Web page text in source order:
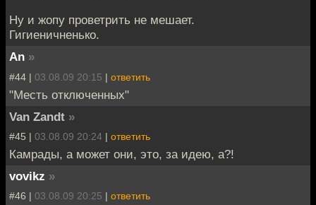
Ну и жопу проветрить не мешает.
Гигиеничненько.
An »
#44 | 03.08.09 20:15 | ответить
"Месть отключенных"
Van Zandt »
#45 | 03.08.09 20:24 | ответить
Камрады, а может они, это, за идею, а?!
vovikz »
#46 | 03.08.09 20:25 | ответить